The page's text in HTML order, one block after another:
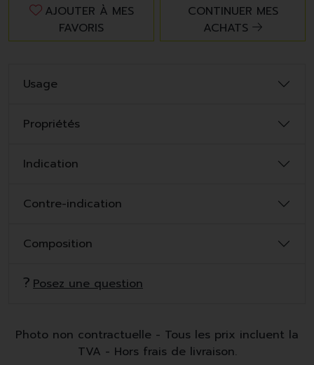
AJOUTER À MES
FAVORIS
CONTINUER MES
ACHATS
Usage
Propriétés
Indication
Contre-indication
Composition
Posez une question
Photo non contractuelle - Tous les prix incluent la
TVA - Hors frais de livraison.